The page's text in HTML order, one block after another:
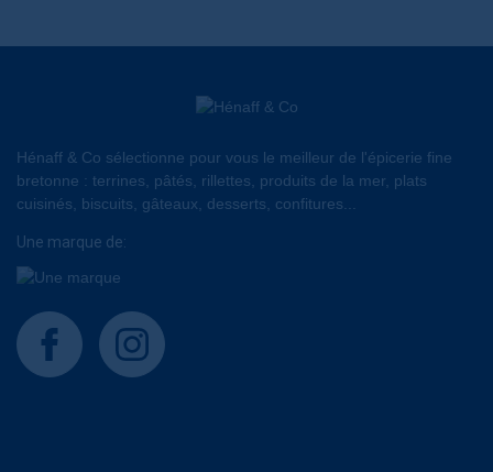
Hénaff & Co sélectionne pour vous le meilleur de l'épicerie fine
bretonne : terrines, pâtés, rillettes, produits de la mer, plats
cuisinés, biscuits, gâteaux, desserts, confitures...
Une marque de:
facebook instagram